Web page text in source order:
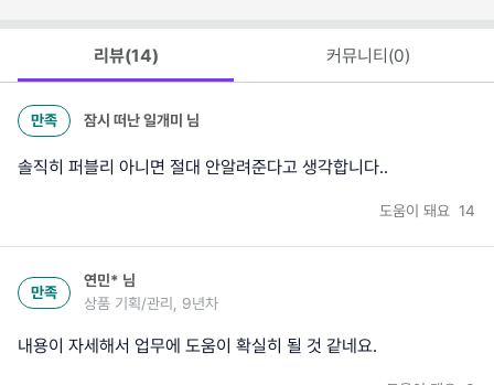
리뷰(14) 커뮤니티(0)
만족 잠시 떠난 일개미 님
솔직히 퍼블리 아니면 절대 안알려준다고 생각합니다..
도움이 돼요 14
만족
연민* 님
상품 기획/관리, 9년차
내용이 자세해서 업무에 도움이 확실히 될 것 같네요.